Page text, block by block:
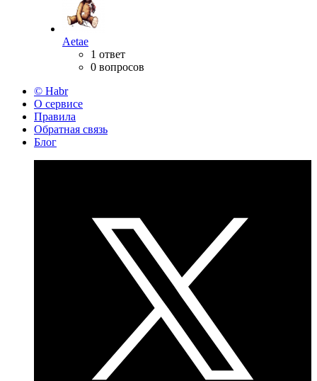
Aetae
1 ответ
0 вопросов
© Habr
О сервисе
Правила
Обратная связь
Блог